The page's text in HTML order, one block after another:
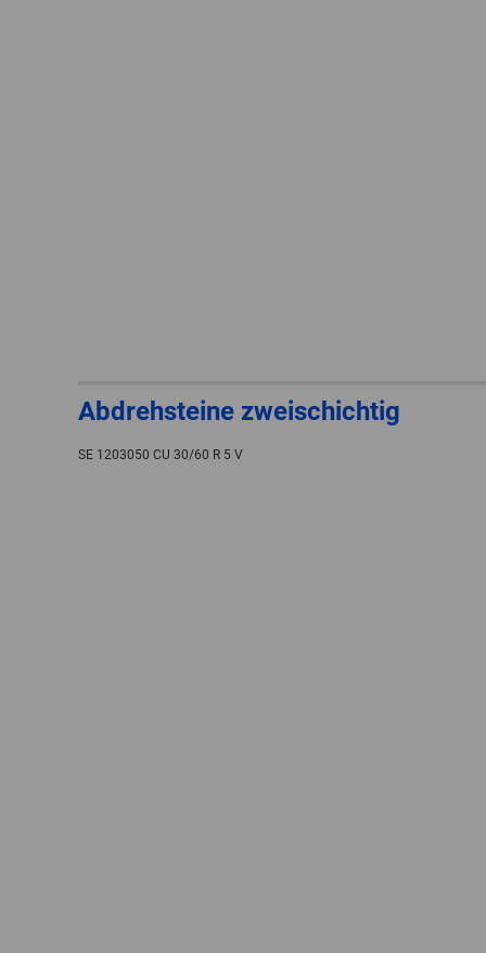
Abdrehsteine zweischichtig
SE 1203050 CU 30/60 R 5 V